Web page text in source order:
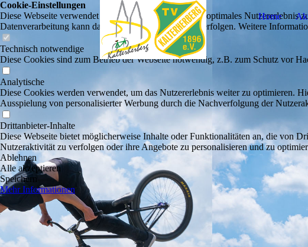
Home
Cookie-Einstellungen
Diese Webseite verwendet Cookies, um Besuchern ein optimales
Datenverarbeitung kann dann auch in einem Drittland erfolgen. Weitere
Technisch notwendige
Diese Cookies sind zum Betrieb der Webseite notwendig, z.B. zum Schutz vor
Analytische
Diese Cookies werden verwendet, um das Nutzererlebnis weiter zu optimieren.
Ausspielung von personalisierter Werbung durch die Nachverfolgung der
Drittanbieter-Inhalte
Diese Webseite bietet möglicherweise Inhalte oder Funktionalitäten an, die von
Nutzeraktivität zu verfolgen oder ihre Angebote zu personalisieren und zu
Ablehnen
Alle akzeptieren
Speichern
Mehr Informationen